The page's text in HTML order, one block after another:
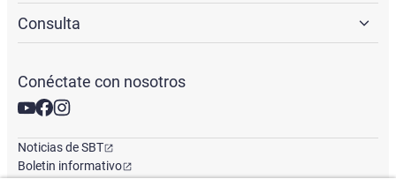
Consulta
Conéctate con nosotros
Noticias de SBT
Boletin informativo